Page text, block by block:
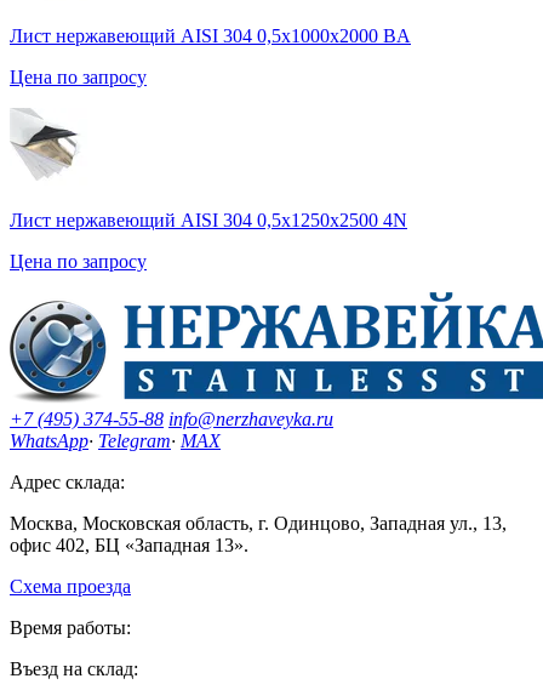
Лист нержавеющий AISI 304 0,5х1000х2000 BA
Цена по запросу
Лист нержавеющий AISI 304 0,5х1250х2500 4N
Цена по запросу
+7 (495) 374-55-88 info@nerzhaveyka.ru
WhatsApp· Telegram· MAX
Адрес склада:
Москва, Московская область, г. Одинцово, Западная ул., 13,
офис 402, БЦ «Западная 13».
Схема проезда
Время работы:
Въезд на склад: